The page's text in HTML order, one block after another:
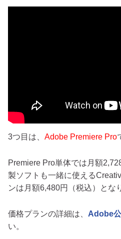
3つ目は、 Adobe Premiere Pro
Premiere Pro単体では月額
製ソフトも一緒に使える
ンは月額6,480円（税込）とな
価格プランの詳細は、 Adobe
い。